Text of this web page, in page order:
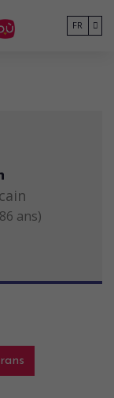
FR
ans)